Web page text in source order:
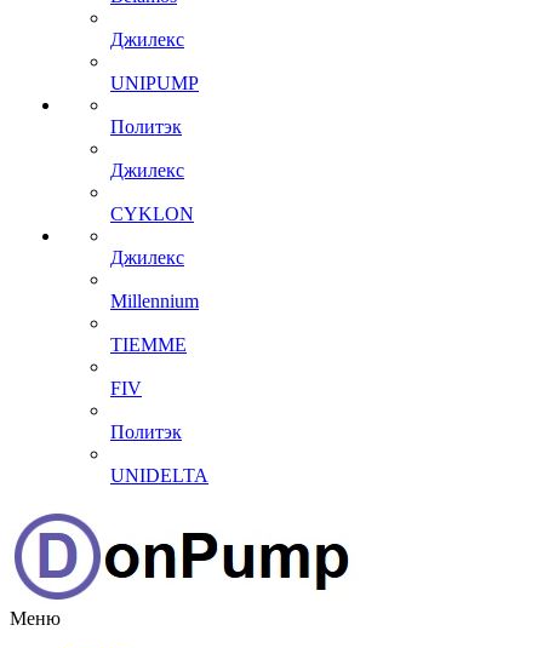
Джилекс
UNIPUMP
Политэк
Джилекс
CYKLON
Джилекс
Millennium
TIEMME
FIV
Политэк
UNIDELTA
Меню